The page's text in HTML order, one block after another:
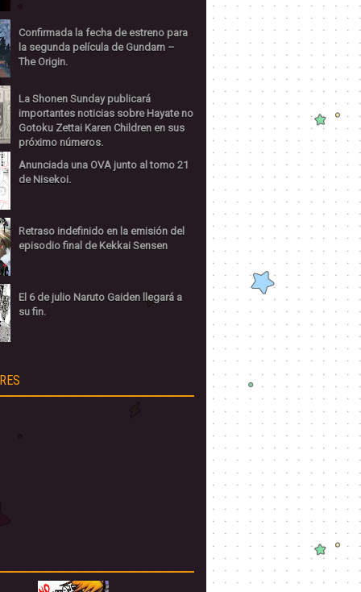
Confirmada la fecha de estreno para
la segunda película de Gundam –
The Origin.
La Shonen Sunday publicará
importantes noticias sobre Hayate no
Gotoku Zettai Karen Children en sus
próximo números.
Anunciada una OVA junto al tomo 21
de Nisekoi.
Retraso indefinido en la emisión del
episodio final de Kekkai Sensen
El 6 de julio Naruto Gaiden llegará a
su fin.